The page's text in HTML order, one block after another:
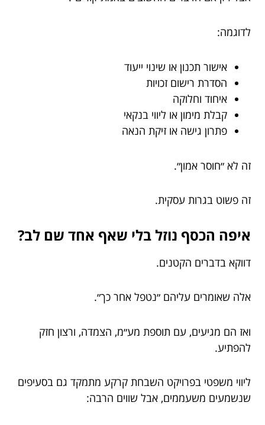
לדוגמה:
אישור תכנון או שינוי ייעוד
הסדרת רישום זכויות
איחוד וחלוקה
קבלת מימון או ליווי בנקאי
פתרון גישה או זיקת הנאה
זה לא ״חוסר אמון״.
זה פשוט בגרות עסקית.
איפה הכסף נוזל בלי שאף אחד שם לב?
דווקא בדברים הקטנים.
אלה שאומרים עליהם ״נטפל אחר כך״.
ואז הם מגיעים, עם תוספת מע״מ, הצמדה, ורצון חזק
להפתיע.
ליווי משפטי בפרויקט השבחת קרקע מתמקד גם בסעיפים
שנשמעים משעממים, אבל שווים הרבה: